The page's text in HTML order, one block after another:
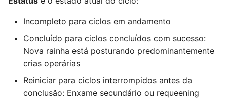
Incompleto para ciclos em andamento
Concluído para ciclos concluídos com sucesso:
Nova rainha está posturando predominantemente
crias operárias
Reiniciar para ciclos interrompidos antes da
conclusão: Enxame secundário ou requeening